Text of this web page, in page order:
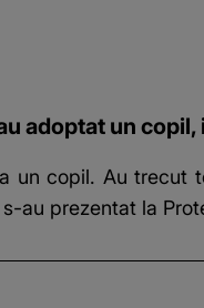
adoptat un
un copil. Au trecut
au prezentat la